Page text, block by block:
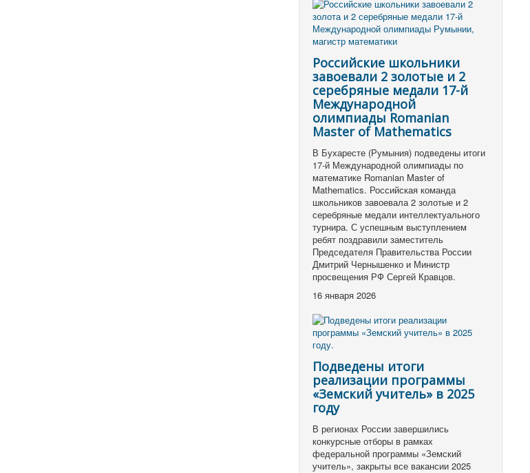
Российские школьники
завоевали 2 золотые и 2
серебряные медали 17-й
Международной
олимпиады Romanian
Master of Mathematics
В Бухаресте (Румыния) подведены итоги
17-й Международной олимпиады по
математике Romanian Master of
Mathematics. Российская команда
школьников завоевала 2 золотые и 2
серебряные медали интеллектуального
турнира. С успешным выступлением
ребят поздравили заместитель
Председателя Правительства России
Дмитрий Чернышенко и Министр
просвещения РФ Сергей Кравцов.
16 января 2026
Подведены итоги
реализации программы
«Земский учитель» в 2025
году
В регионах России завершились
конкурсные отборы в рамках
федеральной программы «Земский
учитель», закрыты все вакансии 2025